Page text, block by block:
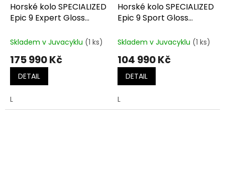
Horské kolo SPECIALIZED
Epic 9 Expert Gloss
Skladem v Juvacyklu (1 ks)
175 990 Kč
DETAIL
L
Horské kolo SPECIALIZED
Epic 9 Sport Gloss
Metallic Obsidian
Skladem v Juvacyklu (1 ks)
104 990 Kč
DETAIL
L